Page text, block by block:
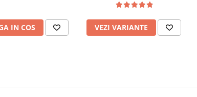
IN COS
cu piele ecologica, fag
VEZI VARIANTE